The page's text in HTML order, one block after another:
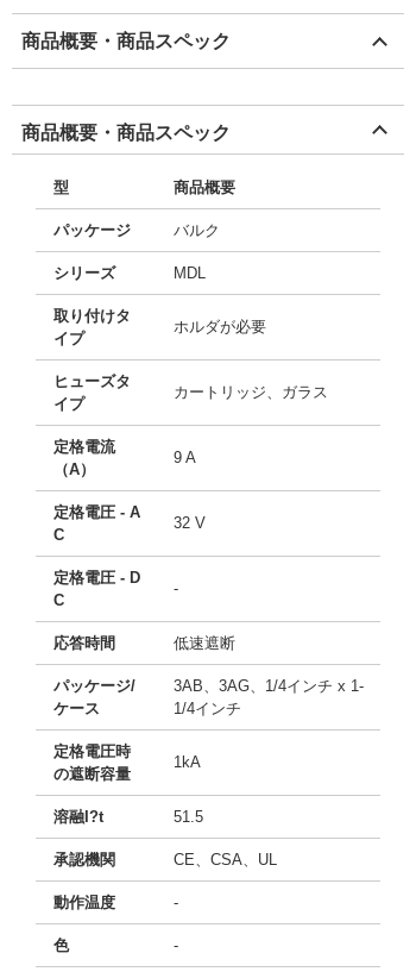
商品概要・商品スペック
商品概要・商品スペック
型 商品概要
パッケージ バルク
シリーズ MDL
取り付けタ
イプ
ホルダが必要
ヒューズタ
イプ
カートリッジ、ガラス
定格電流
（A）
9 A
定格電圧 - A
C
32 V
定格電圧 - D
C
-
応答時間 低速遮断
パッケージ/
ケース
3AB、3AG、1/4インチ x 1-
1/4インチ
定格電圧時
の遮断容量
1kA
溶融I?t 51.5
承認機関 CE、CSA、UL
動作温度 -
色 -